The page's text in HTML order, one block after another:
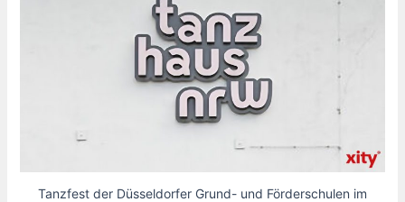
Tanzfest der Düsseldorfer Grund- und Förderschulen im